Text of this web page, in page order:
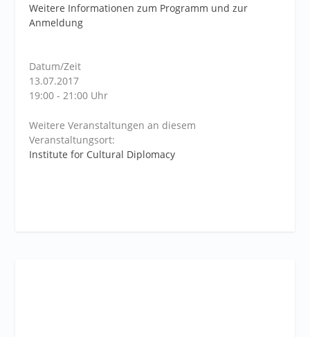
Weitere Informationen zum Programm und zur
Anmeldung
Datum/Zeit
13.07.2017
19:00 - 21:00 Uhr
Weitere Veranstaltungen an diesem
Veranstaltungsort:
Institute for Cultural Diplomacy